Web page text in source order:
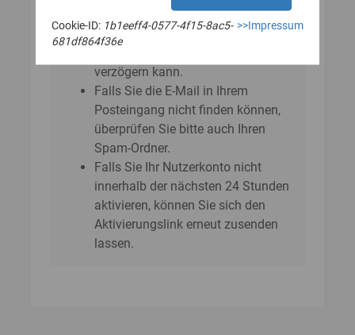
Bitte beachten Sie, dass sich der
Versand der E-Mail um einige
verzögern kann.
Falls Sie die E-Mail in Ihrem
Posteingang nicht finden können,
überprüfen Sie bitte auch Ihren
Spam-Ordner.
Falls Sie Ihr Nutzerkonto nicht
innerhalb der nächsten 24 Stunden
aktivieren, können Sie sich den
Aktivierungslink erneut zusenden
lassen.
Cookie-ID: 1b1eeff4-0577-4f15-8ac5-
681df864f36e
>>Impressum